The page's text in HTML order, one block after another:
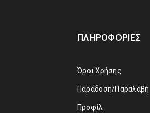
ΠΛΗΡΟΦΟΡΊΕΣ
Όροι Χρήσης
Παράδοση/Παραλαβή
Προφίλ